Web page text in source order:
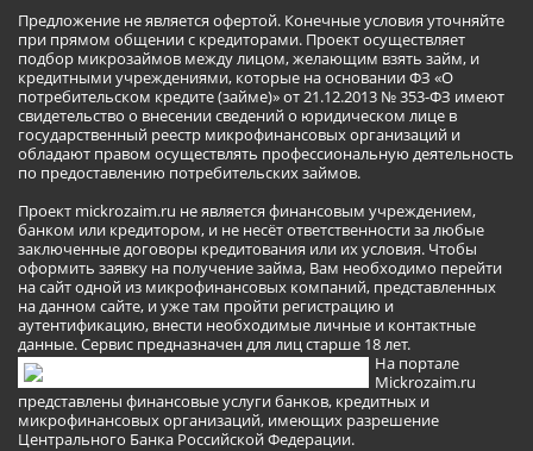
Предложение не является офертой. Конечные условия уточняйте
при прямом общении с кредиторами. Проект осуществляет
подбор микрозаймов между лицом, желающим взять займ, и
кредитными учреждениями, которые на основании ФЗ «О
потребительском кредите (займе)» от 21.12.2013 № 353-ФЗ имеют
свидетельство о внесении сведений о юридическом лице в
государственный реестр микрофинансовых организаций и
обладают правом осуществлять профессиональную деятельность
по предоставлению потребительских займов.
Проект mickrozaim.ru не является финансовым учреждением,
банком или кредитором, и не несёт ответственности за любые
заключенные договоры кредитования или их условия. Чтобы
оформить заявку на получение займа, Вам необходимо перейти
на сайт одной из микрофинансовых компаний, представленных
на данном сайте, и уже там пройти регистрацию и
аутентификацию, внести необходимые личные и контактные
данные. Сервис предназначен для лиц старше 18 лет.
На портале
Mickrozaim.ru
представлены финансовые услуги банков, кредитных и
микрофинансовых организаций, имеющих разрешение
Центрального Банка Российской Федерации.